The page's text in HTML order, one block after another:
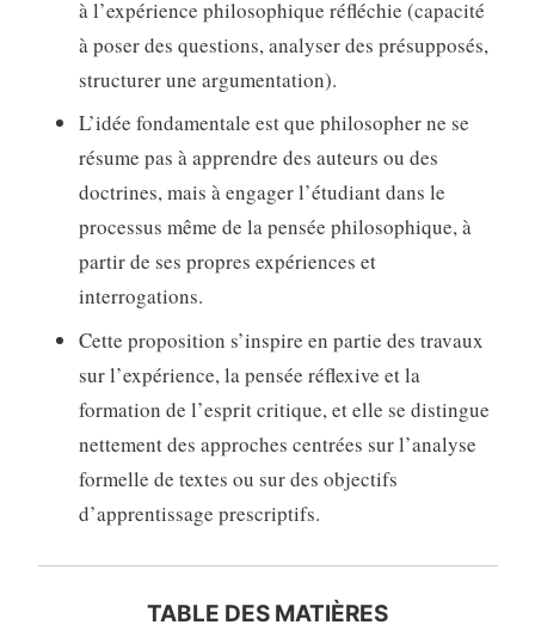
à l’expérience philosophique réfléchie (capacité
à poser des questions, analyser des présupposés,
structurer une argumentation).
L’idée fondamentale est que philosopher ne se
résume pas à apprendre des auteurs ou des
doctrines, mais à engager l’étudiant dans le
processus même de la pensée philosophique, à
partir de ses propres expériences et
interrogations.
Cette proposition s’inspire en partie des travaux
sur l’expérience, la pensée réflexive et la
formation de l’esprit critique, et elle se distingue
nettement des approches centrées sur l’analyse
formelle de textes ou sur des objectifs
d’apprentissage prescriptifs.
TABLE DES MATIÈRES